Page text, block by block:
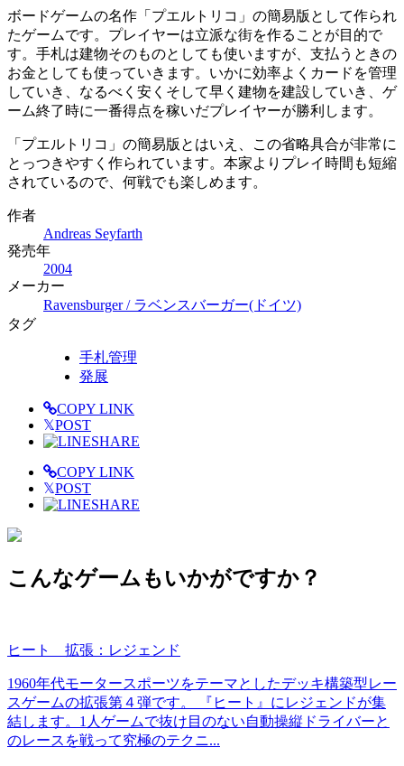
ボードゲームの名作「プエルトリコ」の簡易版として作られ
たゲームです。 プレイヤーは立派な街を作ることが目的で
す。手札は建物そのものとしても使いますが、支払うときの
お金としても使っていきます。いかに効率よくカードを管理
していき、なるべく安くそして早く建物を建設していき、ゲ
ーム終了時に一番得点を稼いだプレイヤーが勝利します。
「プエルトリコ」の簡易版とはいえ、この省略具合が非常に
とっつきやすく作られています。本家よりプレイ時間も短縮
されているので、何戦でも楽しめます。
作者
Andreas Seyfarth
発売年
2004
メーカー
Ravensburger / ラベンスバーガー(ドイツ)
タグ
手札管理
発展
COPY LINK
𝕏POST
SHARE
COPY LINK
𝕏POST
SHARE
こんなゲームもいかがですか？
ヒート 拡張：レジェンド
1960年代モータースポーツをテーマとしたデッキ構築型レー
スゲームの拡張第４弾です。 『ヒート』にレジェンドが集
結します。1人ゲームで抜け目のない自動操縦ドライバーと
のレースを戦って究極のテクニ...